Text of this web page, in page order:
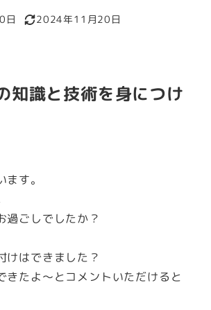
日
更新日
2024年11月20日
知識と技術を身につけ
す。
過ごしでしたか？
けはできました？
きたよ～とコメントいただけると